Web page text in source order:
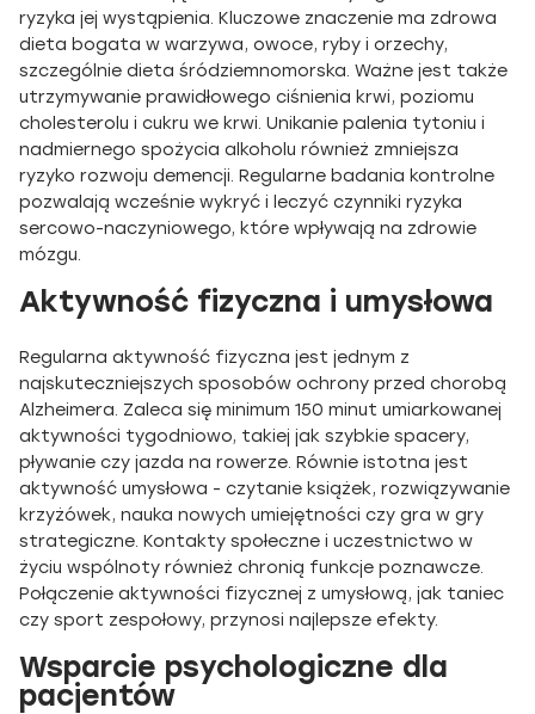
ryzyka jej wystąpienia. Kluczowe znaczenie ma zdrowa
dieta bogata w warzywa, owoce, ryby i orzechy,
szczególnie dieta śródziemnomorska. Ważne jest także
utrzymywanie prawidłowego ciśnienia krwi, poziomu
cholesterolu i cukru we krwi. Unikanie palenia tytoniu i
nadmiernego spożycia alkoholu również zmniejsza
ryzyko rozwoju demencji. Regularne badania kontrolne
pozwalają wcześnie wykryć i leczyć czynniki ryzyka
sercowo-naczyniowego, które wpływają na zdrowie
mózgu.
Aktywność fizyczna i umysłowa
Regularna aktywność fizyczna jest jednym z
najskuteczniejszych sposobów ochrony przed chorobą
Alzheimera. Zaleca się minimum 150 minut umiarkowanej
aktywności tygodniowo, takiej jak szybkie spacery,
pływanie czy jazda na rowerze. Równie istotna jest
aktywność umysłowa - czytanie książek, rozwiązywanie
krzyżówek, nauka nowych umiejętności czy gra w gry
strategiczne. Kontakty społeczne i uczestnictwo w
życiu wspólnoty również chronią funkcje poznawcze.
Połączenie aktywności fizycznej z umysłową, jak taniec
czy sport zespołowy, przynosi najlepsze efekty.
Wsparcie psychologiczne dla
pacjentów